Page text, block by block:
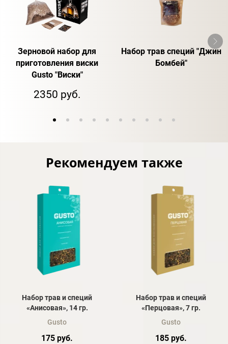
Зерновой набор для
приготовления виски
Gusto "Виски"
2350 руб.
Набор трав специй "Джин
Бомбей"
Рекомендуем также
Набор трав и специй
«Анисовая», 14 гр.
Gusto
175 руб.
Набор трав и специй
«Перцовая», 7 гр.
Gusto
185 руб.